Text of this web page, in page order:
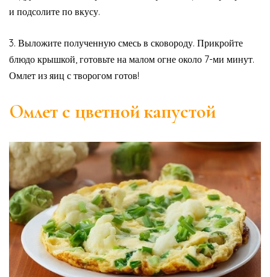
и подсолите по вкусу.
3. Выложите полученную смесь в сковороду. Прикройте
блюдо крышкой, готовьте на малом огне около 7-ми минут.
Омлет из яиц с творогом готов!
Омлет с цветной капустой